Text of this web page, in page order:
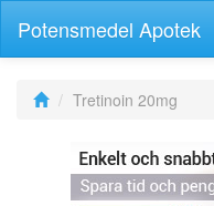
Potensmedel Apotek
Tretinoin 20mg